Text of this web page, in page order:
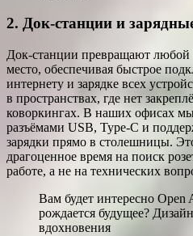
2. Док-станции и
Док-станции превращают любой
место, обеспечивая быстрое
интернету и зарядке всех
в пространствах, где нет
коворкингах. В наших офисах
разъёмами USB, Type-C и
зарядки прямо в столешницы.
драгоценное время на поиск
работе, а не на технических
Вам будет интересно
рождается будущее?
вдохновения